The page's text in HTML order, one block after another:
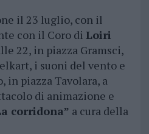
il 23 luglio, con il
con il Coro di Loiri
22, in piazza Gramsci,
i suoni del vento e
in piazza Tavolara, a
di animazione e
corridona” a cura della